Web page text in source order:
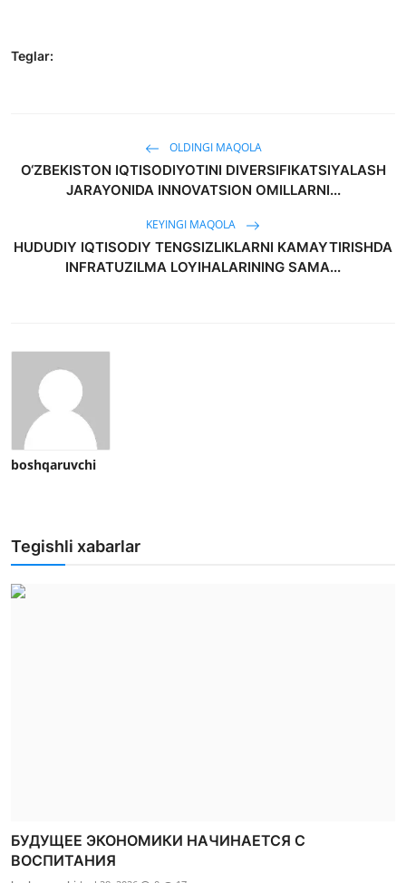
Teglar:
OLDINGI MAQOLA
O‘ZBEKISTON IQTISODIYOTINI DIVERSIFIKATSIYALASH
JARAYONIDA INNOVATSION OMILLARNI...
KEYINGI MAQOLA
HUDUDIY IQTISODIY TENGSIZLIKLARNI KAMAYTIRISHDA
INFRATUZILMA LOYIHALARINING SAMA...
boshqaruvchi
Tegishli xabarlar
БУДУЩЕЕ ЭКОНОМИКИ НАЧИНАЕТСЯ С
ВОСПИТАНИЯ